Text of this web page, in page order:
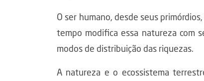
O ser humano, desde seus
tempo modifica essa natureza com
modos de distribuição das riquezas.
A natureza e o ecossistema